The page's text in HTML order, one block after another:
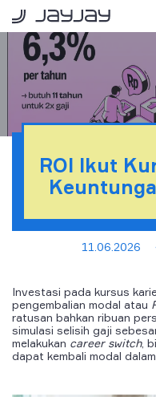
ROI Ikut
11.06.2026
Investasi pada kursus
pengembalian modal atau
ratusan bahkan ribuan
simulasi selisih gaji
melakukan career switch,
dapat kembali modal